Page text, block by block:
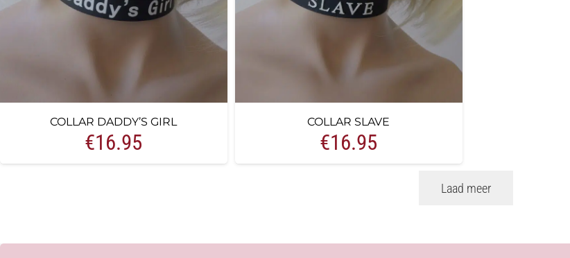
COLLAR DADDY’S GIRL
€16.95
COLLAR SLAVE
€16.95
Laad meer